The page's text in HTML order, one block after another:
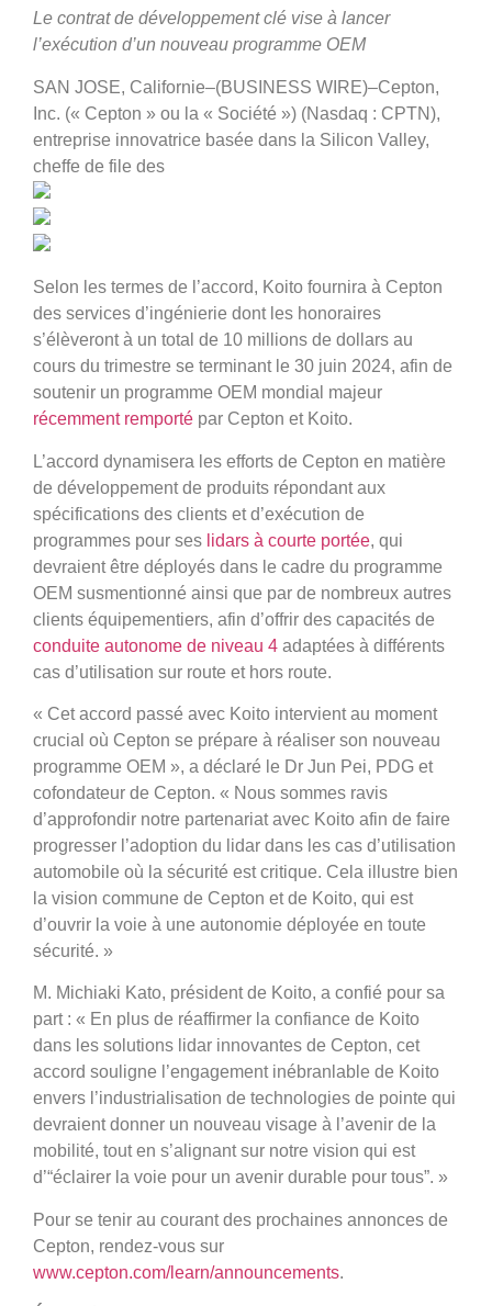
Le contrat de développement clé vise à lancer
l’exécution d’un nouveau programme OEM
SAN JOSE, Californie–(BUSINESS WIRE)–Cepton,
Inc. (« Cepton » ou la « Société ») (Nasdaq : CPTN),
entreprise innovatrice basée dans la Silicon Valley,
cheffe de file des
Selon les termes de l’accord, Koito fournira à Cepton
des services d’ingénierie dont les honoraires
s’élèveront à un total de 10 millions de dollars au
cours du trimestre se terminant le 30 juin 2024, afin de
soutenir un programme OEM mondial majeur
récemment remporté par Cepton et Koito.
L’accord dynamisera les efforts de Cepton en matière
de développement de produits répondant aux
spécifications des clients et d’exécution de
programmes pour ses lidars à courte portée, qui
devraient être déployés dans le cadre du programme
OEM susmentionné ainsi que par de nombreux autres
clients équipementiers, afin d’offrir des capacités de
conduite autonome de niveau 4 adaptées à différents
cas d’utilisation sur route et hors route.
« Cet accord passé avec Koito intervient au moment
crucial où Cepton se prépare à réaliser son nouveau
programme OEM », a déclaré le Dr Jun Pei, PDG et
cofondateur de Cepton. « Nous sommes ravis
d’approfondir notre partenariat avec Koito afin de faire
progresser l’adoption du lidar dans les cas d’utilisation
automobile où la sécurité est critique. Cela illustre bien
la vision commune de Cepton et de Koito, qui est
d’ouvrir la voie à une autonomie déployée en toute
sécurité. »
M. Michiaki Kato, président de Koito, a confié pour sa
part : « En plus de réaffirmer la confiance de Koito
dans les solutions lidar innovantes de Cepton, cet
accord souligne l’engagement inébranlable de Koito
envers l’industrialisation de technologies de pointe qui
devraient donner un nouveau visage à l’avenir de la
mobilité, tout en s’alignant sur notre vision qui est
d’“éclairer la voie pour un avenir durable pour tous”. »
Pour se tenir au courant des prochaines annonces de
Cepton, rendez-vous sur
www.cepton.com/learn/announcements.